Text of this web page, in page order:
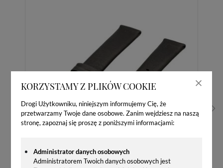
KORZYSTAMY Z PLIKÓW COOKIE
Drogi Użytkowniku, niniejszym informujemy Cię, że
przetwarzamy Twoje dane osobowe. Zanim wejdziesz na naszą
stronę, zapoznaj się proszę z poniższymi informacjami:
Administrator danych osobowych
Administratorem Twoich danych osobowych jest